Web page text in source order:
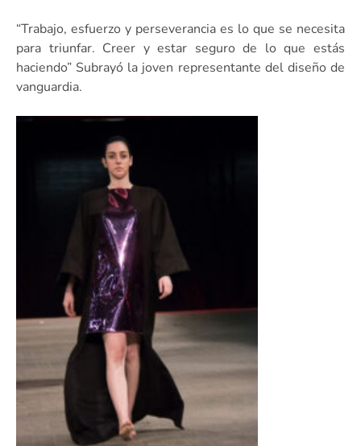
“Trabajo, esfuerzo y perseverancia es lo que se necesita
para triunfar. Creer y estar seguro de lo que estás
haciendo” Subrayó la joven representante del diseño de
vanguardia.